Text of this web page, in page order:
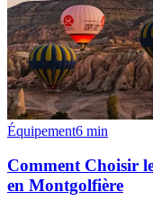
Équipement6 min
Comment Choisir
en Montgolfière